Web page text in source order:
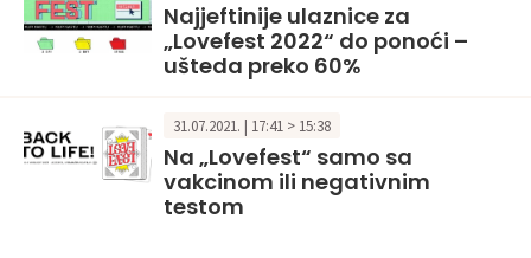
Najjeftinije ulaznice za
„Lovefest 2022“ do ponoći –
ušteda preko 60%
31.07.2021. | 17:41 > 15:38
Na „Lovefest“ samo sa
vakcinom ili negativnim
testom